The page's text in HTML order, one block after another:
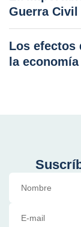
Guerra Civil
Los efectos
la